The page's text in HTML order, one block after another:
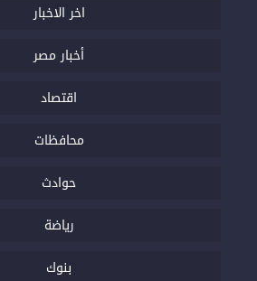
اخر الاخبار
أخبار مصر
اقتصاد
محافظات
حوادث
رياضة
بنوك